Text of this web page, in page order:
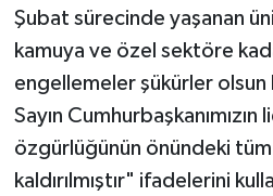
Şubat sürecinde yaşanan
kamuya ve özel sektöre
engellemeler şükürler olsun
Sayın
özgürlüğünün önündeki
kaldırılmıştır" ifadelerini